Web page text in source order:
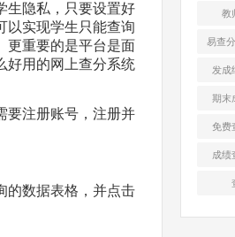
生隐私，只要设置好
以实现学生只能查询
更重要的是平台是面
好用的网上查分系统
注册账号，注册并
数据表格，并点击
教
易查
发成
期末
免费
成绩